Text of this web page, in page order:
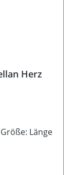
Herz
Länge